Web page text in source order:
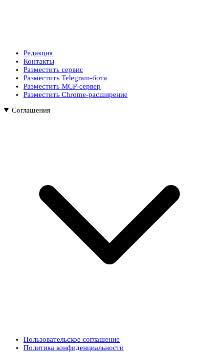
Редакция
Контакты
Разместить сервис
Разместить Telegram-бота
Разместить MCP-сервер
Разместить Chrome-расширение
Соглашения
Пользовательское соглашение
Политика конфиденциальности